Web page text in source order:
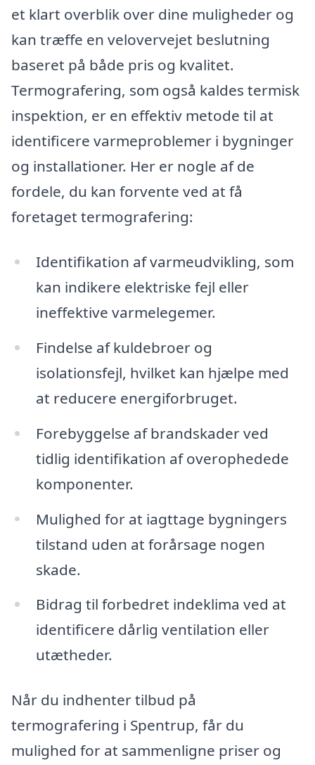
et klart overblik over dine muligheder og
kan træffe en velovervejet beslutning
baseret på både pris og kvalitet.
Termografering, som også kaldes termisk
inspektion, er en effektiv metode til at
identificere varmeproblemer i bygninger
og installationer. Her er nogle af de
fordele, du kan forvente ved at få
foretaget termografering:
Identifikation af varmeudvikling, som
kan indikere elektriske fejl eller
ineffektive varmelegemer.
Findelse af kuldebroer og
isolationsfejl, hvilket kan hjælpe med
at reducere energiforbruget.
Forebyggelse af brandskader ved
tidlig identifikation af overophedede
komponenter.
Mulighed for at iagttage bygningers
tilstand uden at forårsage nogen
skade.
Bidrag til forbedret indeklima ved at
identificere dårlig ventilation eller
utætheder.
Når du indhenter tilbud på
termografering i Spentrup, får du
mulighed for at sammenligne priser og